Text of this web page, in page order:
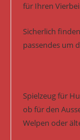
für Ihren
Sicherlich
passendes um
Spielzeug für
ob für den
Welpen oder